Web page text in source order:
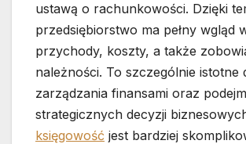
ustawą o rachunkowości. Dzięki
przedsiębiorstwo ma pełny wgląd
przychody, koszty, a także
należności. To szczególnie istotne
zarządzania finansami oraz
strategicznych decyzji
księgowość jest bardziej